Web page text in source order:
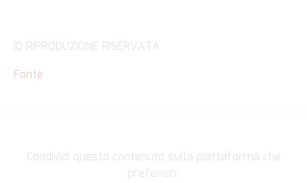
© RIPRODUZIONE RISERVATA
Fonte
Condividi questo contenuto sulla piattaforma che
preferisci.